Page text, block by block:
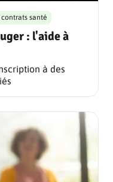
: l'aide à
contrats santé
à des